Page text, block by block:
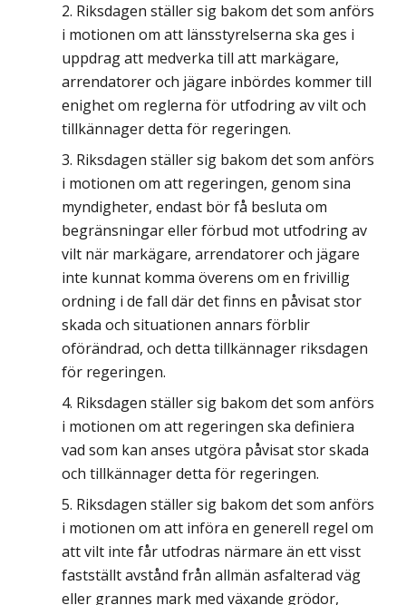
Riksdagen ställer sig bakom det som anförs
i motionen om att länsstyrelserna ska ges i
uppdrag att medverka till att markägare,
arrendatorer och jägare inbördes kommer till
enighet om reglerna för utfodring av vilt och
tillkännager detta för regeringen.
Riksdagen ställer sig bakom det som anförs
i motionen om att regeringen, genom sina
myndigheter, endast bör få besluta om
begränsningar eller förbud mot utfodring av
vilt när markägare, arrendatorer och jägare
inte kunnat komma överens om en frivillig
ordning i de fall där det finns en påvisat stor
skada och situationen annars förblir
oförändrad, och detta tillkännager riksdagen
för regeringen.
Riksdagen ställer sig bakom det som anförs
i motionen om att regeringen ska definiera
vad som kan anses utgöra påvisat stor skada
och tillkännager detta för regeringen.
Riksdagen ställer sig bakom det som anförs
i motionen om att införa en generell regel om
att vilt inte får utfodras närmare än ett visst
fastställt avstånd från allmän asfalterad väg
eller grannes mark med växande grödor,